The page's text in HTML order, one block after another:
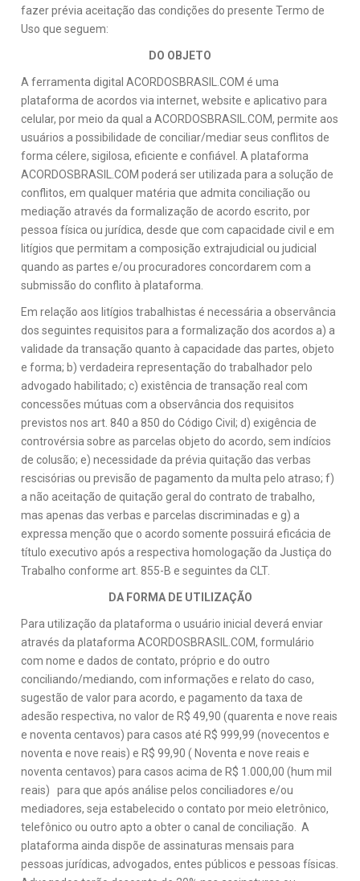
fazer prévia aceitação das condições do presente Termo de
Uso que seguem:
DO OBJETO
A ferramenta digital ACORDOSBRASIL.COM é uma
plataforma de acordos via internet, website e aplicativo para
celular, por meio da qual a ACORDOSBRASIL.COM, permite aos
usuários a possibilidade de conciliar/mediar seus conflitos de
forma célere, sigilosa, eficiente e confiável. A plataforma
ACORDOSBRASIL.COM poderá ser utilizada para a solução de
conflitos, em qualquer matéria que admita conciliação ou
mediação através da formalização de acordo escrito, por
pessoa física ou jurídica, desde que com capacidade civil e em
litígios que permitam a composição extrajudicial ou judicial
quando as partes e/ou procuradores concordarem com a
submissão do conflito à plataforma.
Em relação aos litígios trabalhistas é necessária a observância
dos seguintes requisitos para a formalização dos acordos a) a
validade da transação quanto à capacidade das partes, objeto
e forma; b) verdadeira representação do trabalhador pelo
advogado habilitado; c) existência de transação real com
concessões mútuas com a observância dos requisitos
previstos nos art. 840 a 850 do Código Civil; d) exigência de
controvérsia sobre as parcelas objeto do acordo, sem indícios
de colusão; e) necessidade da prévia quitação das verbas
rescisórias ou previsão de pagamento da multa pelo atraso; f)
a não aceitação de quitação geral do contrato de trabalho,
mas apenas das verbas e parcelas discriminadas e g) a
expressa menção que o acordo somente possuirá eficácia de
título executivo após a respectiva homologação da Justiça do
Trabalho conforme art. 855-B e seguintes da CLT.
DA FORMA DE UTILIZAÇÃO
Para utilização da plataforma o usuário inicial deverá enviar
através da plataforma ACORDOSBRASIL.COM, formulário
com nome e dados de contato, próprio e do outro
conciliando/mediando, com informações e relato do caso,
sugestão de valor para acordo, e pagamento da taxa de
adesão respectiva, no valor de R$ 49,90 (quarenta e nove reais
e noventa centavos) para casos até R$ 999,99 (novecentos e
noventa e nove reais) e R$ 99,90 ( Noventa e nove reais e
noventa centavos) para casos acima de R$ 1.000,00 (hum mil
reais) para que após análise pelos conciliadores e/ou
mediadores, seja estabelecido o contato por meio eletrônico,
telefônico ou outro apto a obter o canal de conciliação. A
plataforma ainda dispõe de assinaturas mensais para
pessoas jurídicas, advogados, entes públicos e pessoas físicas.